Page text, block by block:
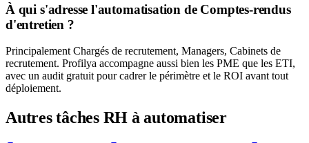
À qui s'adresse l'automatisation de Comptes-rendus
d'entretien ?
Principalement Chargés de recrutement, Managers, Cabinets de
recrutement. Profilya accompagne aussi bien les PME que les ETI,
avec un audit gratuit pour cadrer le périmètre et le ROI avant tout
déploiement.
Autres tâches RH à automatiser